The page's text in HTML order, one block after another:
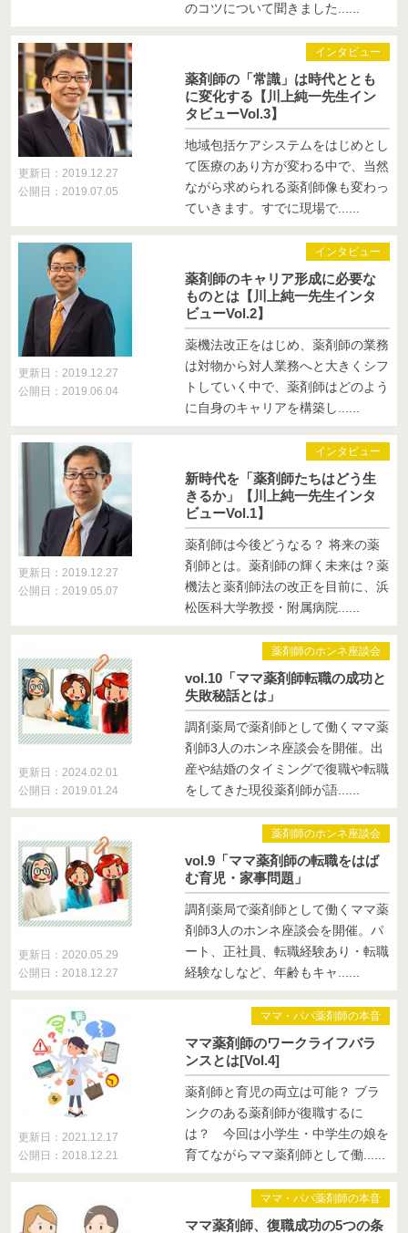
のコツについて聞きました......
更新日：2019.12.27
公開日：2019.07.05
インタビュー
薬剤師の「常識」は時代ととも
に変化する【川上純一先生イン
タビューVol.3】
地域包括ケアシステムをはじめとし
て医療のあり方が変わる中で、当然
ながら求められる薬剤師像も変わっ
ていきます。すでに現場で......
更新日：2019.12.27
公開日：2019.06.04
インタビュー
薬剤師のキャリア形成に必要な
ものとは【川上純一先生インタ
ビューVol.2】
薬機法改正をはじめ、薬剤師の業務
は対物から対人業務へと大きくシフ
トしていく中で、薬剤師はどのよう
に自身のキャリアを構築し......
更新日：2019.12.27
公開日：2019.05.07
インタビュー
新時代を「薬剤師たちはどう生
きるか」【川上純一先生インタ
ビューVol.1】
薬剤師は今後どうなる？ 将来の薬
剤師とは。薬剤師の輝く未来は？薬
機法と薬剤師法の改正を目前に、浜
松医科大学教授・附属病院......
更新日：2024.02.01
公開日：2019.01.24
薬剤師のホンネ座談会
vol.10「ママ薬剤師転職の成功と
失敗秘話とは」
調剤薬局で薬剤師として働くママ薬
剤師3人のホンネ座談会を開催。出
産や結婚のタイミングで復職や転職
をしてきた現役薬剤師が語......
更新日：2020.05.29
公開日：2018.12.27
薬剤師のホンネ座談会
vol.9「ママ薬剤師の転職をはば
む育児・家事問題」
調剤薬局で薬剤師として働くママ薬
剤師3人のホンネ座談会を開催。パ
ート、正社員、転職経験あり・転職
経験なしなど、年齢もキャ......
更新日：2021.12.17
公開日：2018.12.21
ママ・パパ薬剤師の本音
ママ薬剤師のワークライフバラ
ンスとは[Vol.4]
薬剤師と育児の両立は可能？ ブラ
ンクのある薬剤師が復職するに
は？ 今回は小学生・中学生の娘を
育てながらママ薬剤師として働......
ママ・パパ薬剤師の本音
ママ薬剤師、復職成功の5つの条